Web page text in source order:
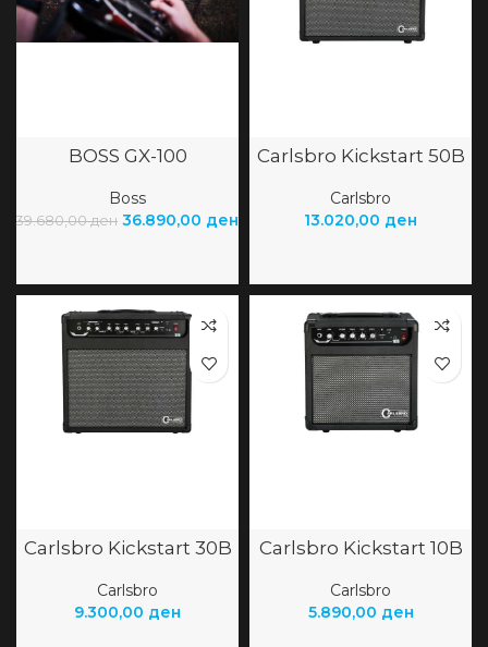
BOSS GX-100
Boss
39.680,00ден 36.890,00 ден
Carlsbro Kickstart 50B
Carlsbro
13.020,00 ден
Carlsbro Kickstart 30B
Carlsbro
9.300,00 ден
Carlsbro Kickstart 10B
Carlsbro
5.890,00 ден